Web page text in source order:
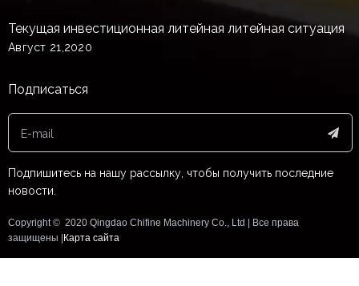
Текущая инвестиционная литейная литейная ситуация
Август 21,2020
Подписаться
Подпишитесь на нашу рассылку, чтобы получить последние
новости.
Copyright © ️ 2020 Qingdao Chifine Machinery Co., Ltd | Все права
защищены |
Карта сайта